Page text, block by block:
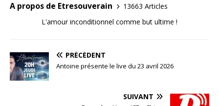
A propos de Etresouverain
13663 Articles
L'amour inconditionnel comme but ultime !
PRÉCÉDENT
Antoine présente le live du 23 avril 2026
SUIVANT